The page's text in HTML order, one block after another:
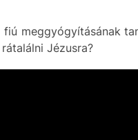
meggyógyításának
Jézusra?